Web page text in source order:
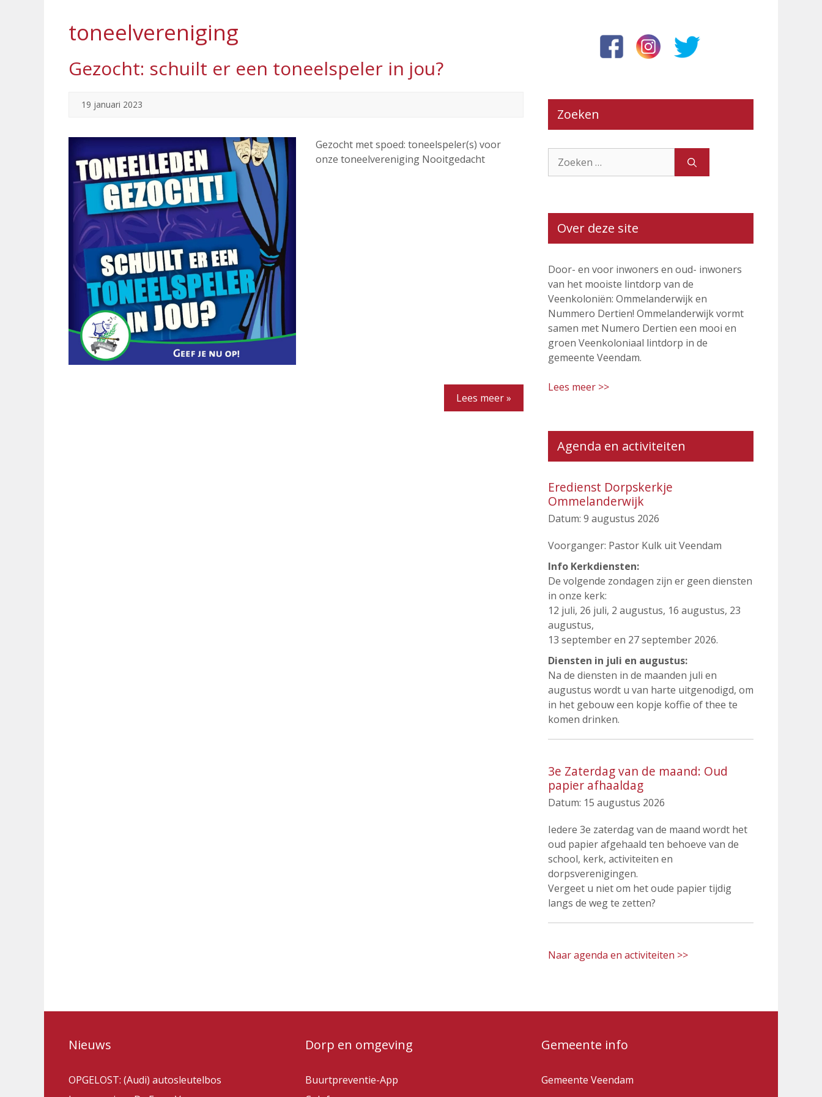
toneelvereniging
Gezocht: schuilt er een toneelspeler in jou?
19 januari 2023
Gezocht met spoed: toneelspeler(s) voor
onze toneelvereniging Nooitgedacht
Lees meer »
Zoeken
naar:
Over deze site
Door- en voor inwoners en oud- inwoners
van het mooiste lintdorp van de
Veenkoloniën: Ommelanderwijk en
Nummero Dertien! Ommelanderwijk vormt
samen met Numero Dertien een mooi en
groen Veenkoloniaal lintdorp in de
gemeente Veendam.
Lees meer >>
Agenda en activiteiten
Eredienst Dorpskerkje
Ommelanderwijk
Datum: 9 augustus 2026
Voorganger: Pastor Kulk uit Veendam
Info Kerkdiensten:
De volgende zondagen zijn er geen diensten
in onze kerk:
12 juli, 26 juli, 2 augustus, 16 augustus, 23
augustus,
13 september en 27 september 2026.
Diensten in juli en augustus:
Na de diensten in de maanden juli en
augustus wordt u van harte uitgenodigd, om
in het gebouw een kopje koffie of thee te
komen drinken.
3e Zaterdag van de maand: Oud
papier afhaaldag
Datum: 15 augustus 2026
Iedere 3e zaterdag van de maand wordt het
oud papier afgehaald ten behoeve van de
school, kerk, activiteiten en
dorpsverenigingen.
Vergeet u niet om het oude papier tijdig
langs de weg te zetten?
Naar agenda en activiteiten >>
Nieuws
OPGELOST: (Audi) autosleutelbos
Dorp en omgeving
Buurtpreventie-App
Gemeente info
Gemeente Veendam